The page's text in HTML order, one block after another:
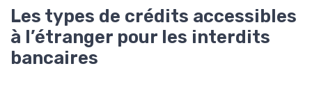
Les types de crédits accessibles
à l’étranger pour les interdits
bancaires